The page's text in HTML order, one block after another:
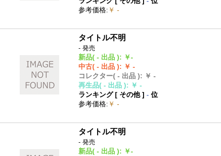
参考価格: ￥ -
タイトル不明
- 発売
新品( - 出品 ): ￥-
中古( - 出品 ): ￥ -
コレクター( - 出品 ): ￥ -
再生品( - 出品 ): ￥ -
ランキング [ その他]- 位
参考価格: ￥ -
タイトル不明
- 発売
新品( - 出品 ): ￥-